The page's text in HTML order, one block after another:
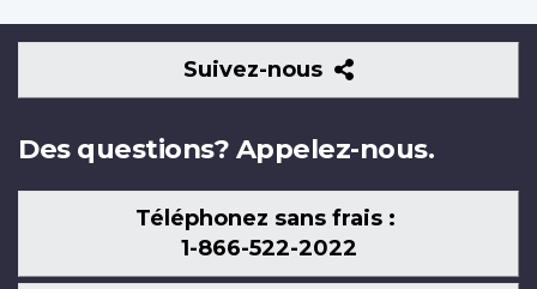
Suivez-nous
Suivez-
nous
Des questions? Appelez-nous.
Téléphonez sans frais :
1-866-522-2022